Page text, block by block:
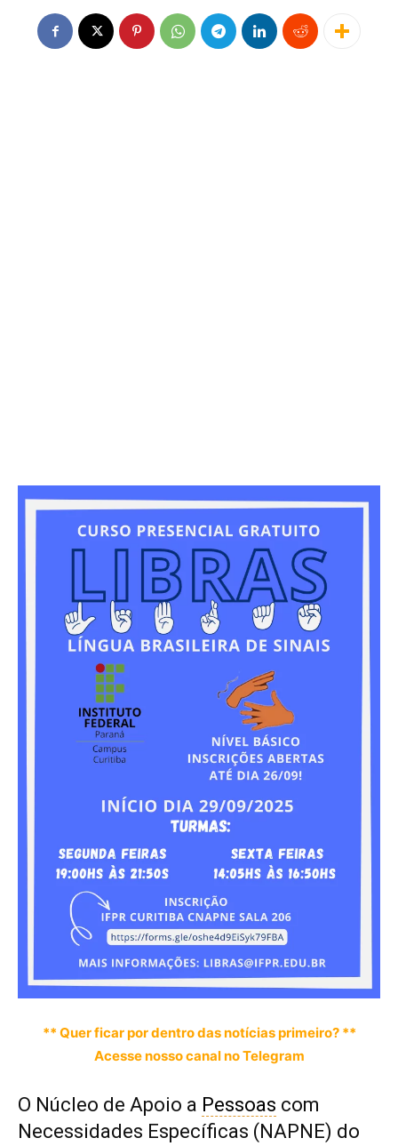
** Quer ficar por dentro das notícias primeiro? **
Acesse nosso canal no Telegram
O Núcleo de Apoio a Pessoas com
Necessidades Específicas (NAPNE) do